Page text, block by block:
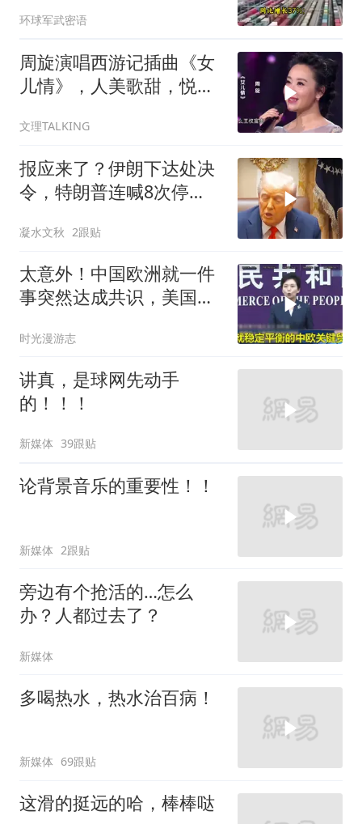
改写
环球军武密语
周旋演唱西游记插曲《女
儿情》，人美歌甜，悦耳
文理TALKING
报应来了？伊朗下达处决
令，特朗普连喊8次停
凝水文秋 2跟贴
太意外！中国欧洲就一件
事突然达成共识，美国这
时光漫游志
讲真，是球网先动手
的！！！
新媒体 39跟贴
论背景音乐的重要性！！
新媒体 2跟贴
旁边有个抢活的…怎么
办？人都过去了？
新媒体
多喝热水，热水治百病！
新媒体 69跟贴
这滑的挺远的哈，棒棒哒